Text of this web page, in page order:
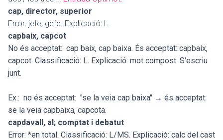
cap, director, superior
Error: jefe, gefe. Explicació: L
capbaix, capcot
No és acceptat: cap baix, cap baixa. És acceptat: capbaix,
capcot. Classificació: L. Explicació: mot compost. S'escriu
junt.
Ex.:no és acceptat: "se la veia cap baixa" → és acceptat:
se la veia capbaixa, capcota.
capdavall, al; comptat i debatut
Error: *en total. Classificació: L/MS. Explicació: calc del cast